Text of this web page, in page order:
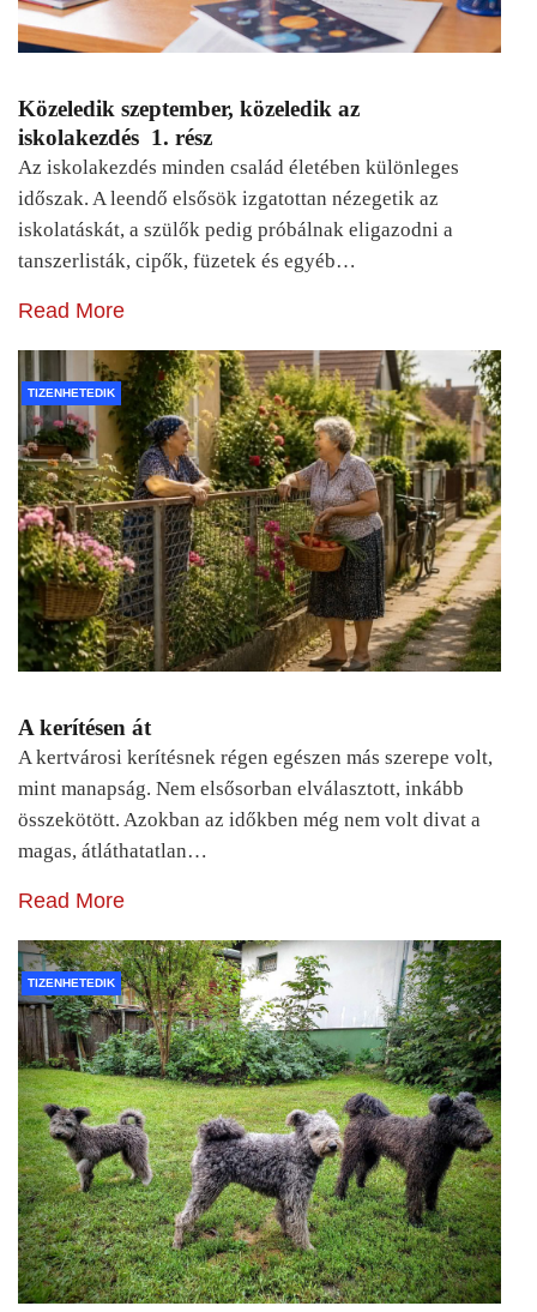
Közeledik szeptember, közeledik az
iskolakezdés 1. rész
Az iskolakezdés minden család életében különleges
időszak. A leendő elsősök izgatottan nézegetik az
iskolatáskát, a szülők pedig próbálnak eligazodni a
tanszerlisták, cipők, füzetek és egyéb…
Read More
TIZENHETEDIK
A kerítésen át
A kertvárosi kerítésnek régen egészen más szerepe volt,
mint manapság. Nem elsősorban elválasztott, inkább
összekötött. Azokban az időkben még nem volt divat a
magas, átláthatatlan…
Read More
TIZENHETEDIK